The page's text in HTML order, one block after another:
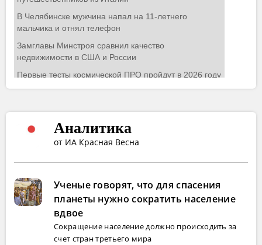
Аналитика
от ИА Красная Весна
Ученые говорят, что для спасения
планеты нужно сократить население
вдвое
Сокращение население должно происходить за
счет стран третьего мира